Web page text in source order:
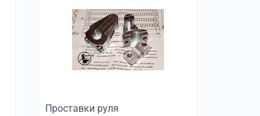
Проставки руля